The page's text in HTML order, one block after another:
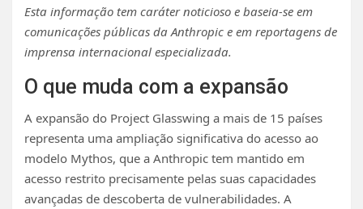
Esta informação tem caráter noticioso e baseia-se em
comunicações públicas da Anthropic e em reportagens de
imprensa internacional especializada.
O que muda com a expansão
A expansão do Project Glasswing a mais de 15 países
representa uma ampliação significativa do acesso ao
modelo Mythos, que a Anthropic tem mantido em
acesso restrito precisamente pelas suas capacidades
avançadas de descoberta de vulnerabilidades. A